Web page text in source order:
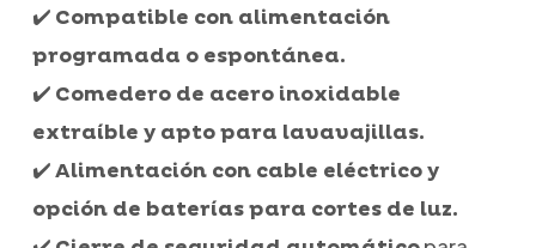
✔️ Compatible con alimentación
programada o espontánea.
✔️ Comedero de acero inoxidable
extraíble y apto para lavavajillas.
✔️Alimentación con cable eléctrico y
opción de baterías para cortes de luz.